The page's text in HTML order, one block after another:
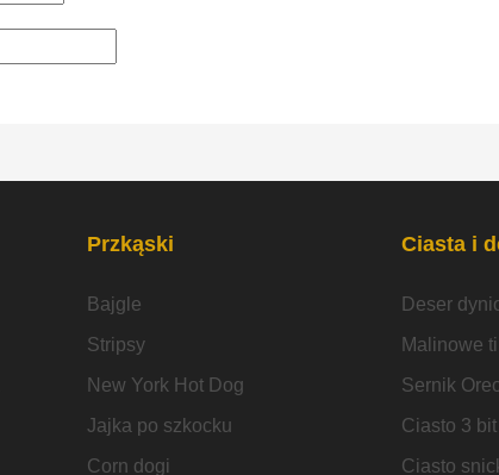
Przkąski
Bajgle
Stripsy
New York Hot Dog
Jajka po szkocku
Corn dogi
Ciasta i
Deser
Malinowe
Sernik
Ciasto 3 bit
Ciasto